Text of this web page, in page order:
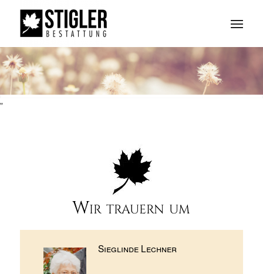
"
Wir trauern um
Sieglinde Lechner